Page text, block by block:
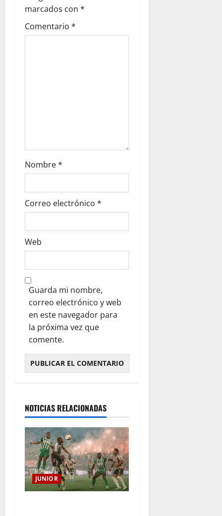
marcados con *
Comentario *
Nombre*
Correo electrónico *
Web
Guarda mi nombre,
correo electrónico y web
en este navegador para
la próxima vez que
comente.
NOTICIAS RELACIONADAS
JUNIOR